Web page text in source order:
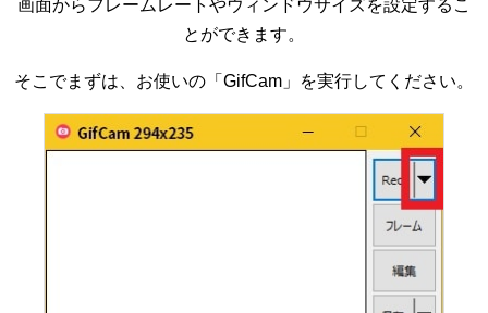
画面からフレームレートやウィンドウサイズを設定するこ
とができます。
そこでまずは、お使いの「GifCam」を実行してください。